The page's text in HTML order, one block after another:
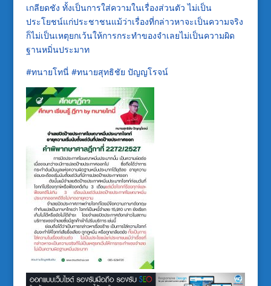
เกลียดชัง ทั้งเป็นการใส่ความในเรื่องส่วนตัว ไม่เป็น
ประโยชน์แก่ประชาชนแม้ว่าเรื่องที่กล่าวหาจะเป็นความจริง
ก็ไม่เป็นเหตุยกเว้นให้การกระทำของจำเลยไม่เป็นความผิด
ฐานหมิ่นประมาท
#ทนายโทนี่ #ทนายสุทธิชัย ปัญญโรจน์